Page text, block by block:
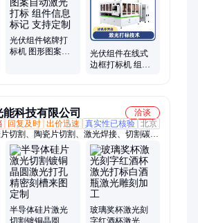
光伏组件铭牌打
标机 图形图案自
光伏组件在线式
边框打标机 组件
科技有限公司
洽谈
回复及时 出价迅速 真实性已核验 北京
切割、陶瓷片切割、激光焊接、切割碳化
遮光片、微孔片 针孔片、冲压件、石英
验光栅、加工薄膜、定制狭缝片、不锈钢
、PI垫片、超薄垫片、金属掩膜版、消光
玻璃奖杯
半导体硅片激光
玻璃奖杯激光刻